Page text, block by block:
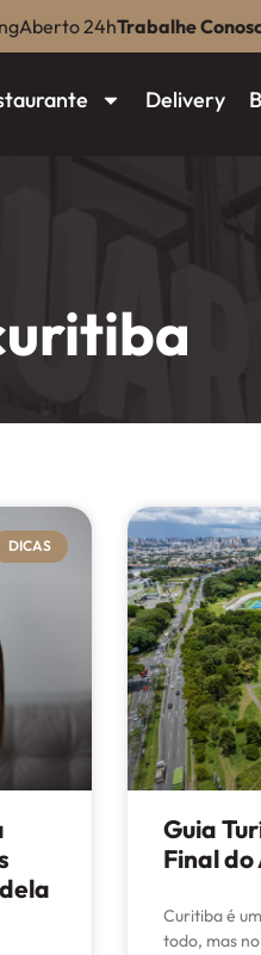
Aberto 24hTrabalhe
Delivery
DICAS
Guia
Final do
Curitiba é
todo, mas